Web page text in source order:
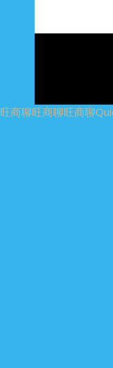
旺商聊旺商聊旺商聊